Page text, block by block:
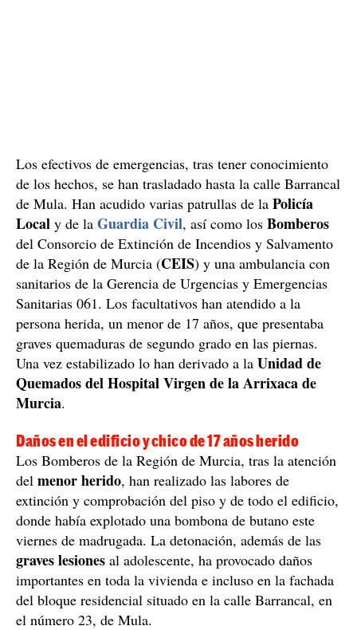
Los efectivos de emergencias, tras tener conocimiento
de los hechos, se han trasladado hasta la calle Barrancal
de Mula. Han acudido varias patrullas de la Policía
Local y de la Guardia Civil, así como los Bomberos
del Consorcio de Extinción de Incendios y Salvamento
de la Región de Murcia (CEIS) y una ambulancia con
sanitarios de la Gerencia de Urgencias y Emergencias
Sanitarias 061. Los facultativos han atendido a la
persona herida, un menor de 17 años, que presentaba
graves quemaduras de segundo grado en las piernas.
Una vez estabilizado lo han derivado a la Unidad de
Quemados del Hospital Virgen de la Arrixaca de
Murcia.
Daños en el edificio y chico de 17 años herido
Los Bomberos de la Región de Murcia, tras la atención
del menor herido, han realizado las labores de
extinción y comprobación del piso y de todo el edificio,
donde había explotado una bombona de butano este
viernes de madrugada. La detonación, además de las
graves lesiones al adolescente, ha provocado daños
importantes en toda la vivienda e incluso en la fachada
del bloque residencial situado en la calle Barrancal, en
el número 23, de Mula.